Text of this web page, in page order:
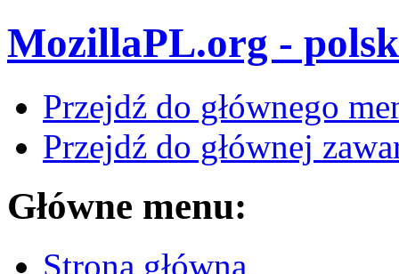
MozillaPL.org -
Przejdź do głównego
Przejdź do głównej
Główne menu:
Strona główna